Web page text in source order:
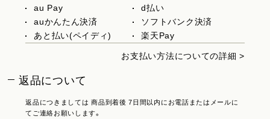
au Pay
d払い
auかんたん決済
ソフトバンク決済
あと払い(ペイディ)
楽天Pay
お支払い方法についての詳細 >
返品について
返品につきましては 商品到着後 7日間以内にお電話またはメールに
てご連絡お願いします。